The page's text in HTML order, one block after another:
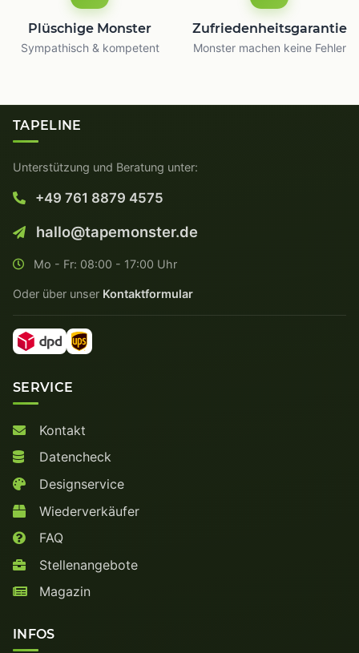
Plüschige Monster
Sympathisch & kompetent
Zufriedenheitsgarantie
Monster machen keine Fehler
TAPELINE
Unterstützung und Beratung unter:
+49 761 8879 4575
hallo@tapemonster.de
Mo - Fr: 08:00 - 17:00 Uhr
Oder über unser Kontaktformular
SERVICE
Kontakt
Datencheck
Designservice
Wiederverkäufer
FAQ
Stellenangebote
Magazin
INFOS